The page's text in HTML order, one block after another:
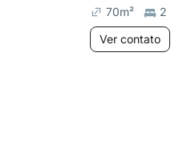
70m²
2
Ver contato